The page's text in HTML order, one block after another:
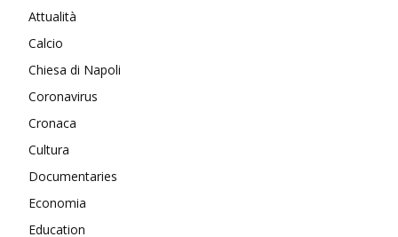
Attualità
Calcio
Chiesa di Napoli
Coronavirus
Cronaca
Cultura
Documentaries
Economia
Education